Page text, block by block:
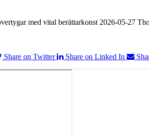
med vital berättarkonst 2026-05-27
Share on Twitter Share on Linked In